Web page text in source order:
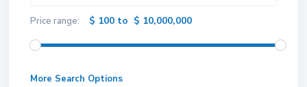
Price range: $ 100 to $ 10,000,000
More Search Options